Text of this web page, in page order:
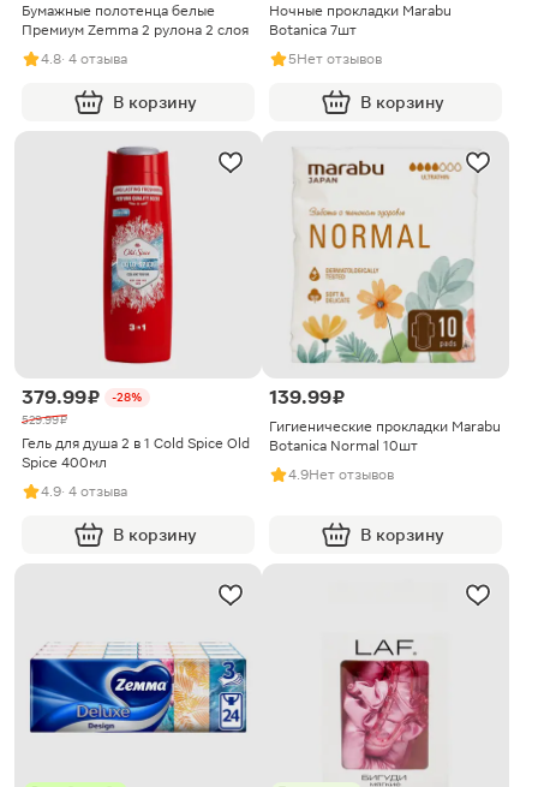
Бумажные полотенца белые
Премиум Zemma 2 рулона 2 слоя
4.8· 4 отзыва
В корзину
Ночные прокладки Marabu
Botanica 7шт
5Нет отзывов
В корзину
379.99 ₽
-28%
529.99 ₽
Гель для душа 2 в 1 Cold Spice Old
Spice 400мл
4.9· 4 отзыва
В корзину
139.99 ₽
Гигиенические прокладки Marabu
Botanica Normal 10шт
4.9Нет отзывов
В корзину